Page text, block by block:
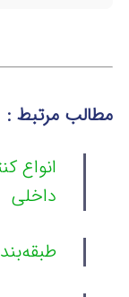
مطالب مرتبط :
انواع
داخلی